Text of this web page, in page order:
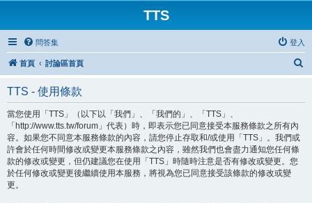
TTS
問答集 登入
首頁 討論區首頁
TTS - 使用條款
當您使用「TTS」（以下以「我們」、「我們的」、「TTS」、
「http://www.tts.tw/forum」代表）時，即表示您已同意接受本服務條款之所有內
容。如果您不同意本服務條款的內容，請您停止存取和/或使用「TTS」。我們或
許會於任何時間修改或變更本服務條款之內容，雖然我們也會盡力通知您任何條
款的修改或變更，但仍建議您在使用「TTS」時隨時注意是否有修改或變更。您
於任何修改或變更後繼續使用本服務，將視為您已同意接受該條款的修改或變
更。